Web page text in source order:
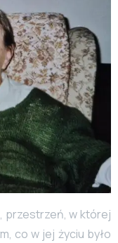
przestrzeń, w której
co w jej życiu było